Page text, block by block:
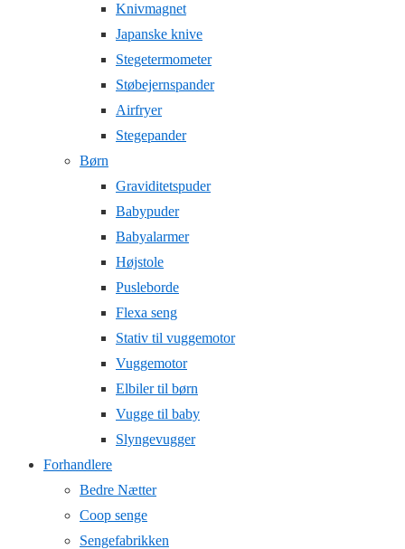
Knivmagnet
Japanske knive
Stegetermometer
Støbejernspander
Airfryer
Stegepander
Børn
Graviditetspuder
Babypuder
Babyalarmer
Højstole
Pusleborde
Flexa seng
Stativ til vuggemotor
Vuggemotor
Elbiler til børn
Vugge til baby
Slyngevugger
Forhandlere
Bedre Nætter
Coop senge
Sengefabrikken